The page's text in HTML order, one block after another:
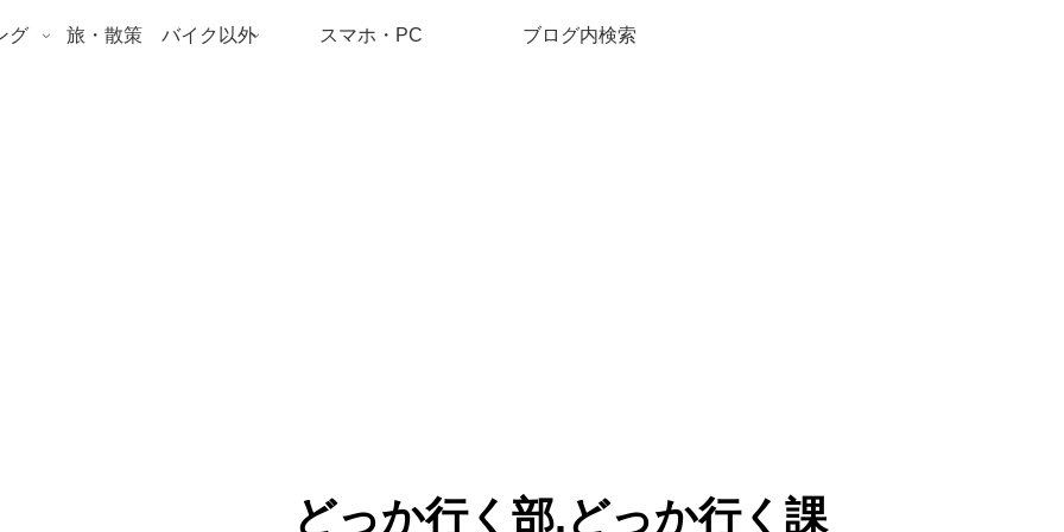
どっか行く部.どっか行く課
グ 旅・散策 バイク以外 スマホ・PC ブログ内検索